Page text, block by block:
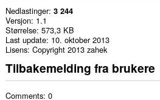
Nedlastinger 3 244
Versjon 1.1
Størrelse 573,3 KB
Last update 10. oktober 2013
Lisens Copyright 2013 zahek
Tilbakemelding fra brukere
Comments: 0